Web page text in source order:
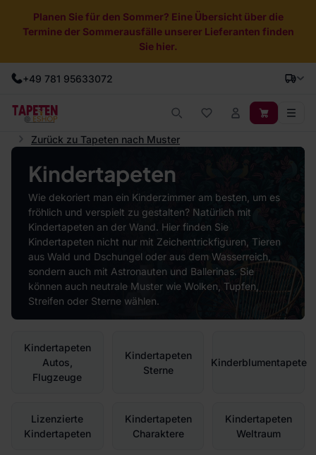
Planen Sie für den Sommer? Eine Übersicht über die
Termine der Sommerausfälle unserer Lieferanten finden
Sie hier.
+49 781 95633072
Zurück zu Tapeten nach Muster
Kindertapeten
Wie dekoriert man ein Kinderzimmer am besten, um es
fröhlich und verspielt zu gestalten? Natürlich mit
Kindertapeten an der Wand. Hier finden Sie
Kindertapeten nicht nur mit Zeichentrickfiguren, Tieren
aus Wald und Dschungel oder aus dem Wasserreich,
sondern auch mit Astronauten und Ballerinas. Sie
können auch neutrale Muster wie Wolken, Tupfen,
Streifen oder Sterne wählen.
Kindertapeten
Autos,
Flugzeuge
Kindertapeten
Sterne
Kinderblumentapete
Lizenzierte
Kindertapeten
Kindertapeten
Charaktere
Kindertapeten
Weltraum